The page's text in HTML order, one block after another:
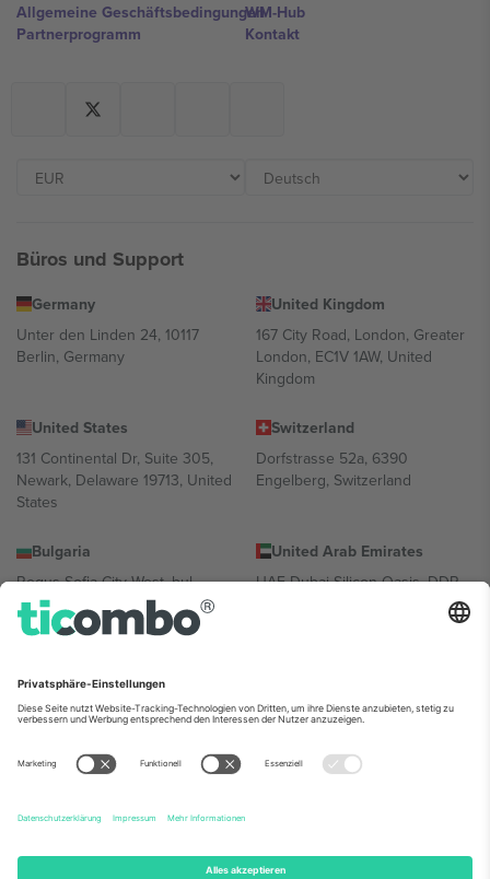
Allgemeine Geschäftsbedingungen
Partnerprogramm
WM-Hub
Kontakt
Büros und Support
Germany
Unter den Linden 24, 10117
Berlin, Germany
United Kingdom
167 City Road, London, Greater
London, EC1V 1AW, United
Kingdom
United States
131 Continental Dr, Suite 305,
Newark, Delaware 19713, United
States
Switzerland
Dorfstrasse 52a, 6390
Engelberg, Switzerland
Bulgaria
Regus Sofia City West, bul
Totleben 53-55, 1606 Sofia,
Bulgaria
United Arab Emirates
UAE Dubai Silicon Oasis, DDP
Building A1, Office 302, Dubai,
Mexico
Av Chapultepec 360, Roma
Norte, Cuauhtémoc, 06700
Ciudad de México, CDMX,
Mexico
Die juristische Person des Plattformanbieters kann je nach
Informationen finden Sie auf der jeweiligen Veranstaltungsseite, im